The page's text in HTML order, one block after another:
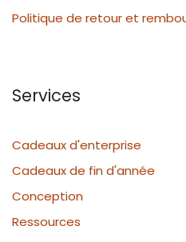
Politique de retour et
Services
Cadeaux d'enterprise
Cadeaux de fin d'année
Conception
Ressources